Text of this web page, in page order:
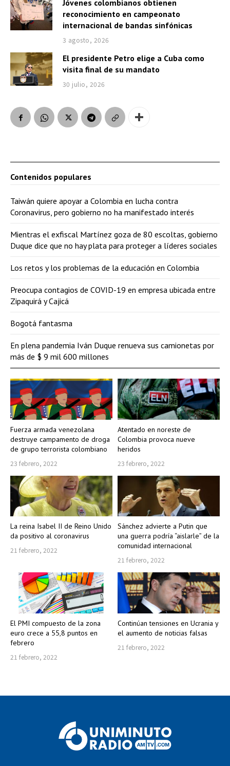
Jóvenes colombianos obtienen
reconocimiento en campeonato
internacional de bandas sinfónicas
3 agosto, 2026
El presidente Petro elige a Cuba como
visita final de su mandato
30 julio, 2026
Fuerza armada venezolana
destruye campamento de droga
de grupo terrorista colombiano
23 febrero, 2022
Atentado en noreste de
Colombia provoca nueve
heridos
23 febrero, 2022
La reina Isabel II de Reino Unido
da positivo al coronavirus
21 febrero, 2022
Sánchez advierte a Putin que
una guerra podría “aislarle” de la
comunidad internacional
21 febrero, 2022
El PMI compuesto de la zona
euro crece a 55,8 puntos en
febrero
21 febrero, 2022
Continúan tensiones en Ucrania y
el aumento de noticias falsas
21 febrero, 2022
Contenidos populares
Taiwán quiere apoyar a Colombia en lucha contra
Coronavirus, pero gobierno no ha manifestado interés
Mientras el exfiscal Martínez goza de 80 escoltas, gobierno
Duque dice que no hay plata para proteger a líderes sociales
Los retos y los problemas de la educación en Colombia
Preocupa contagios de COVID-19 en empresa ubicada entre
Zipaquirá y Cajicá
Bogotá fantasma
En plena pandemia Iván Duque renueva sus camionetas por
más de $ 9 mil 600 millones